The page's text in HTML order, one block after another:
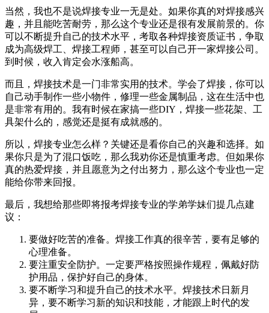
当然，我也不是说焊接专业一无是处。如果你真的对焊接感兴
趣，并且能吃苦耐劳，那么这个专业还是很有发展前景的。你
可以不断提升自己的技术水平，考取各种焊接资质证书，争取
成为高级焊工、焊接工程师，甚至可以自己开一家焊接公司。
到时候，收入肯定会水涨船高。
而且，焊接技术是一门非常实用的技术。学会了焊接，你可以
自己动手制作一些小物件，修理一些金属制品，这在生活中也
是非常有用的。我有时候在家搞一些DIY，焊接一些花架、工
具架什么的，感觉还是挺有成就感的。
所以，焊接专业怎么样？关键还是看你自己的兴趣和选择。如
果你只是为了混口饭吃，那么我劝你还是慎重考虑。但如果你
真的热爱焊接，并且愿意为之付出努力，那么这个专业也一定
能给你带来回报。
最后，我想给那些即将报考焊接专业的学弟学妹们提几点建
议：
要做好吃苦的准备。焊接工作真的很辛苦，要有足够的
心理准备。
要注重安全防护。一定要严格按照操作规程，佩戴好防
护用品，保护好自己的身体。
要不断学习和提升自己的技术水平。焊接技术日新月
异，要不断学习新的知识和技能，才能跟上时代的发